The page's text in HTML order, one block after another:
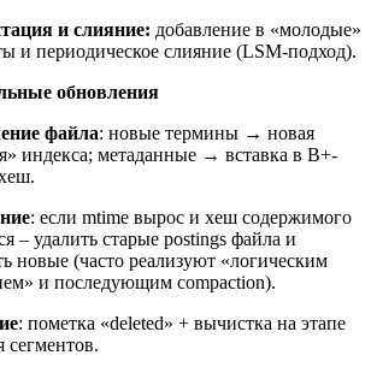
и слияние: добавление в «молодые»
и периодическое слияние (LSM-подход).
обновления
файла: новые термины → новая
индекса; метаданные → вставка в B+-
: если mtime вырос и хеш содержимого
– удалить старые postings файла и
новые (часто реализуют «логическим
и последующим compaction).
: пометка «deleted» + вычистка на этапе
сегментов.